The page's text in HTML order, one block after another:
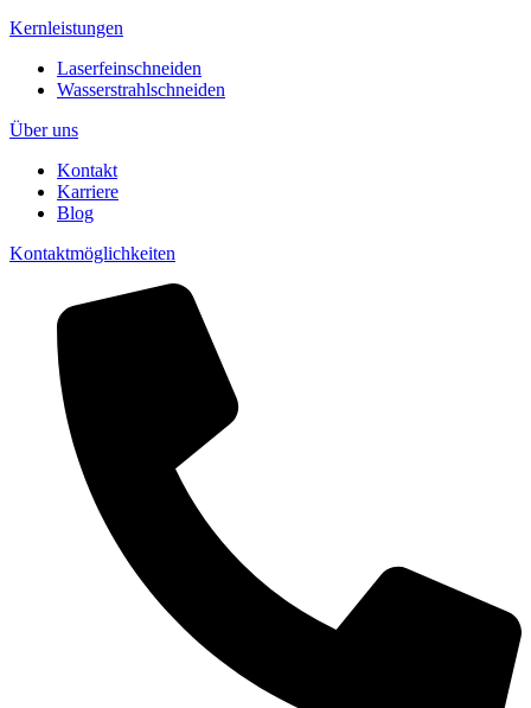
Kernleistungen
Laserfeinschneiden
Wasserstrahlschneiden
Über uns
Kontakt
Karriere
Blog
Kontaktmöglichkeiten